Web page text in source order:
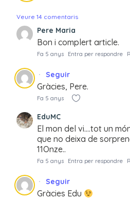
Veure 14 comentaris
Pere Maria
Bon i complert article.
Fa 5 anys Entra per respondre
Seguir
Gràcies, Pere.
Fa 5 anys
EduMC
El mon del vi….tot un
que no deixa de
11Onze..
Fa 5 anys Entra per respondre
Seguir
Gràcies Edu